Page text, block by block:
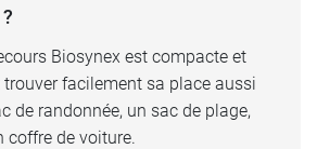
Biosynex est compacte et
trouver facilement sa place aussi
de randonnée, un sac de plage,
coffre de voiture.